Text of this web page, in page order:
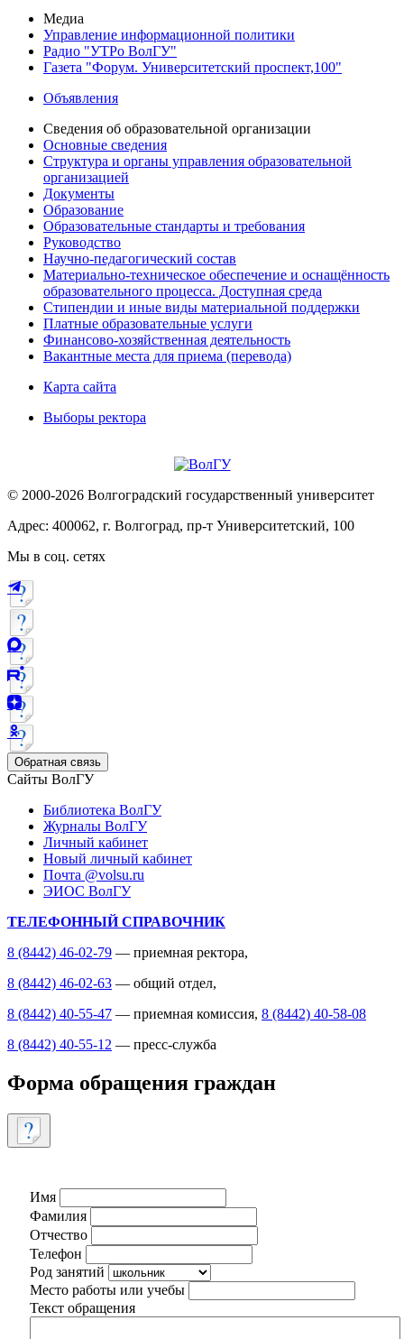
Медиа
Управление информационной политики
Радио "УТРо ВолГУ"
Газета "Форум. Университетский проспект,100"
Объявления
Сведения об образовательной организации
Основные сведения
Структура и органы управления образовательной
организацией
Документы
Образование
Образовательные стандарты и требования
Руководство
Научно-педагогический состав
Материально-техническое обеспечение и оснащённость
образовательного процесса. Доступная среда
Стипендии и иные виды материальной поддержки
Платные образовательные услуги
Финансово-хозяйственная деятельность
Вакантные места для приема (перевода)
Карта сайта
Выборы ректора
© 2000-2026 Волгоградский государственный университет
Адрес: 400062, г. Волгоград, пр-т Университетский, 100
Мы в соц. сетях
Обратная связь
Сайты ВолГУ
Библиотека ВолГУ
Журналы ВолГУ
Личный кабинет
Новый личный кабинет
Почта @volsu.ru
ЭИОС ВолГУ
ТЕЛЕФОННЫЙ СПРАВОЧНИК
8 (8442) 46-02-79 — приемная ректора,
8 (8442) 46-02-63 — общий отдел,
8 (8442) 40-55-47 — приемная комиссия, 8 (8442) 40-58-08
8 (8442) 40-55-12 — пресс-служба
Форма обращения граждан
Имя
Фамилия
Отчество
Телефон
Род занятий
Место работы или учебы
Текст обращения